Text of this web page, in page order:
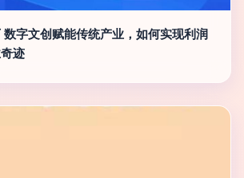
字文创赋能传统产业，如何实现利润
迹